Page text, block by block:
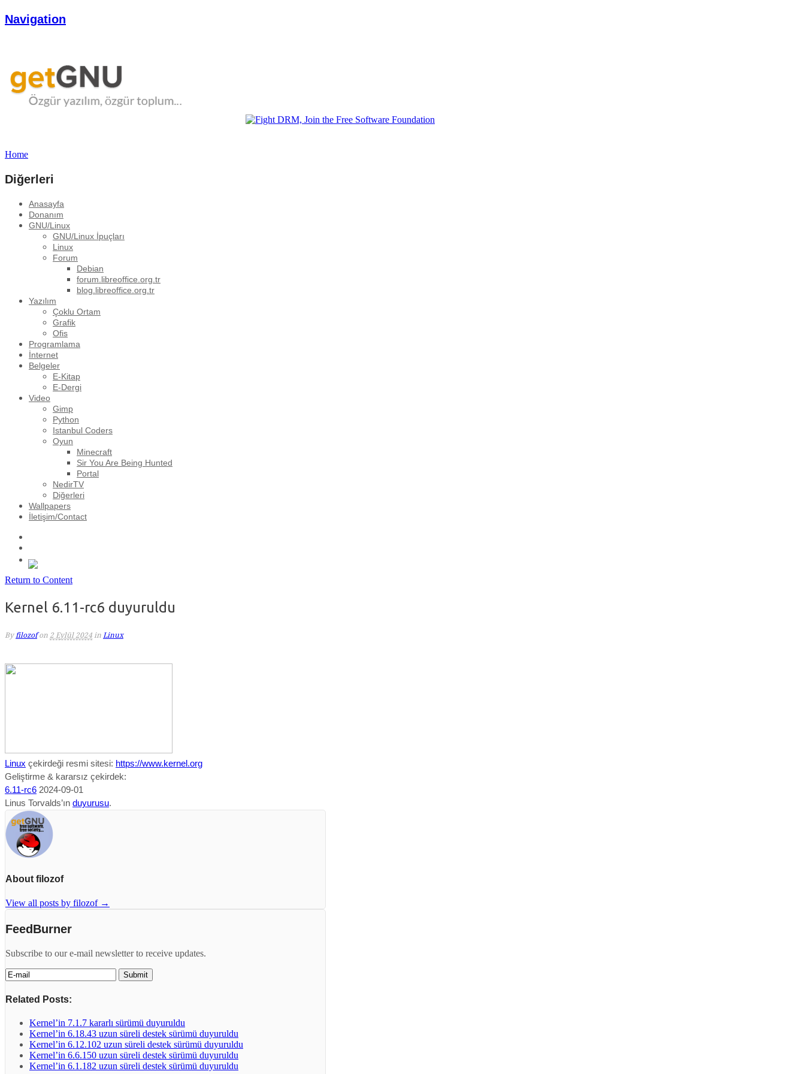
Navigation
Home
Diğerleri
Anasayfa
Donanım
GNU/Linux
GNU/Linux İpuçları
Linux
Forum
Debian
forum.libreoffice.org.tr
blog.libreoffice.org.tr
Yazılım
Çoklu Ortam
Grafik
Ofis
Programlama
İnternet
Belgeler
E-Kitap
E-Dergi
Video
Gimp
Python
Istanbul Coders
Oyun
Minecraft
Sir You Are Being Hunted
Portal
NedirTV
Diğerleri
Wallpapers
İletişim/Contact
Return to Content
Kernel 6.11-rc6 duyuruldu
By filozof on 2 Eylül 2024 in Linux
Linux çekirdeği resmi sitesi: https://www.kernel.org
Geliştirme & kararsız çekirdek:
6.11-rc6 2024-09-01
Linus Torvalds’ın duyurusu.
About filozof
View all posts by filozof →
FeedBurner
Subscribe to our e-mail newsletter to receive updates.
Related Posts:
Kernel’in 7.1.7 kararlı sürümü duyuruldu
Kernel’in 6.18.43 uzun süreli destek sürümü duyuruldu
Kernel’in 6.12.102 uzun süreli destek sürümü duyuruldu
Kernel’in 6.6.150 uzun süreli destek sürümü duyuruldu
Kernel’in 6.1.182 uzun süreli destek sürümü duyuruldu